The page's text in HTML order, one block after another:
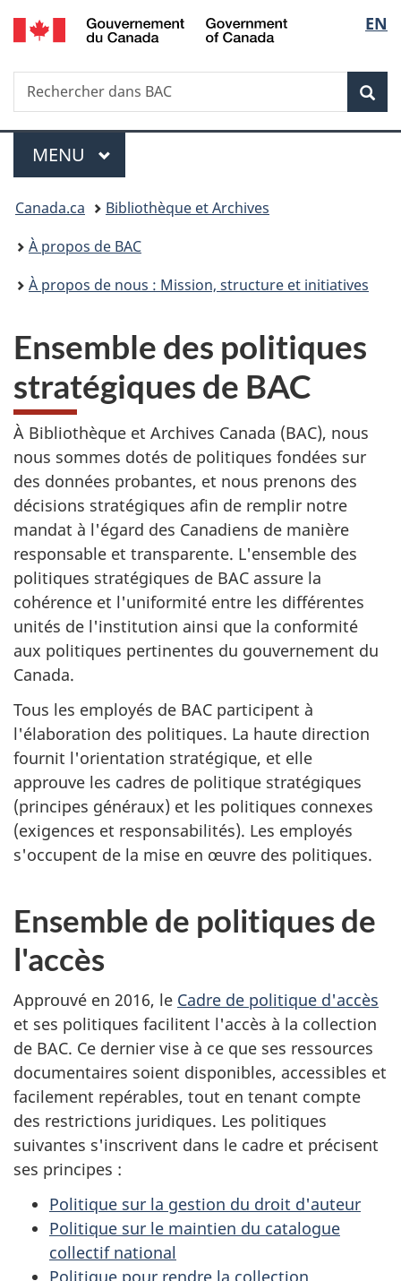
Passer
au
Passer
à
du
Passer
à
simplifiée
de
la
EN
Recherche
Rechercher
dans
Menu
MENU PRINCIPAL
Vous
êtes
ici :
Canada.ca
Bibliothèque et Archives
À propos de BAC
À propos de nous : Mission, structure et initiatives
Ensemble des politiques
stratégiques de BAC
À Bibliothèque et Archives Canada (BAC), nous
nous sommes dotés de politiques fondées sur
des données probantes, et nous prenons des
décisions stratégiques afin de remplir notre
mandat à l'égard des Canadiens de manière
responsable et transparente. L'ensemble des
politiques stratégiques de BAC assure la
cohérence et l'uniformité entre les différentes
unités de l'institution ainsi que la conformité
aux politiques pertinentes du gouvernement du
Canada.
Tous les employés de BAC participent à
l'élaboration des politiques. La haute direction
fournit l'orientation stratégique, et elle
approuve les cadres de politique stratégiques
(principes généraux) et les politiques connexes
(exigences et responsabilités). Les employés
s'occupent de la mise en œuvre des politiques.
Ensemble de politiques de
l'accès
Approuvé en 2016, le Cadre de politique d'accès
et ses politiques facilitent l'accès à la collection
de BAC. Ce dernier vise à ce que ses ressources
documentaires soient disponibles, accessibles et
facilement repérables, tout en tenant compte
des restrictions juridiques. Les politiques
suivantes s'inscrivent dans le cadre et précisent
ses principes :
Politique sur la gestion du droit d'auteur
Politique sur le maintien du catalogue
collectif national
Politique pour rendre la collection